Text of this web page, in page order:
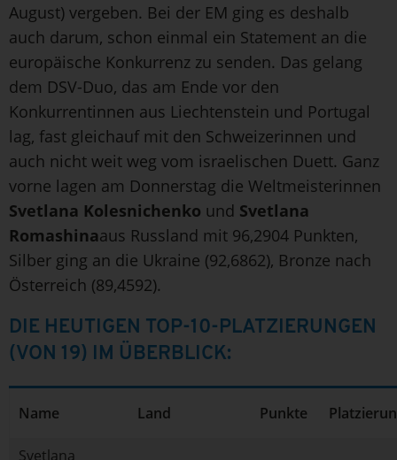
August) vergeben. Bei der EM ging es deshalb
auch darum, schon einmal ein Statement an die
europäische Konkurrenz zu senden. Das gelang
dem DSV-Duo, das am Ende vor den
Konkurrentinnen aus Liechtenstein und Portugal
lag, fast gleichauf mit den Schweizerinnen und
auch nicht weit weg vom israelischen Duett. Ganz
vorne lagen am Donnerstag die Weltmeisterinnen
Svetlana Kolesnichenko und Svetlana
Romashinaaus Russland mit 96,2904 Punkten,
Silber ging an die Ukraine (92,6862), Bronze nach
Österreich (89,4592).
DIE HEUTIGEN TOP-10-PLATZIERUNGEN
(VON 19) IM ÜBERBLICK:
Name Land Punkte
Svetlana